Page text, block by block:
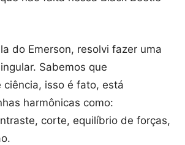
do Emerson, resolvi fazer uma
Sabemos que
ciência, isso é fato, está
harmônicas como:
corte, equilíbrio de forças,